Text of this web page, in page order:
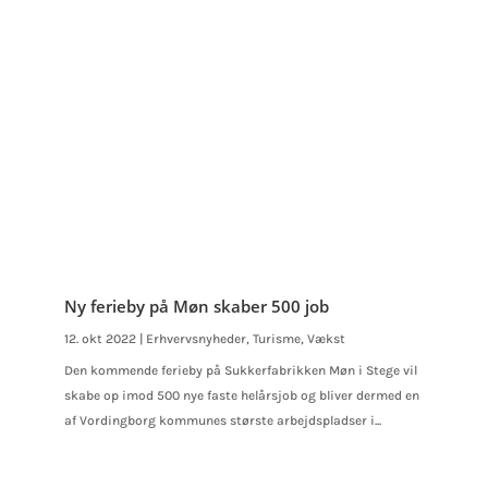
Ny ferieby på Møn skaber 500 job
12. okt 2022 | Erhvervsnyheder,Turisme,Vækst
Den kommende ferieby på Sukkerfabrikken Møn i Stege vil
skabe op imod 500 nye faste helårsjob og bliver dermed en
af Vordingborg kommunes største arbejdspladser i...